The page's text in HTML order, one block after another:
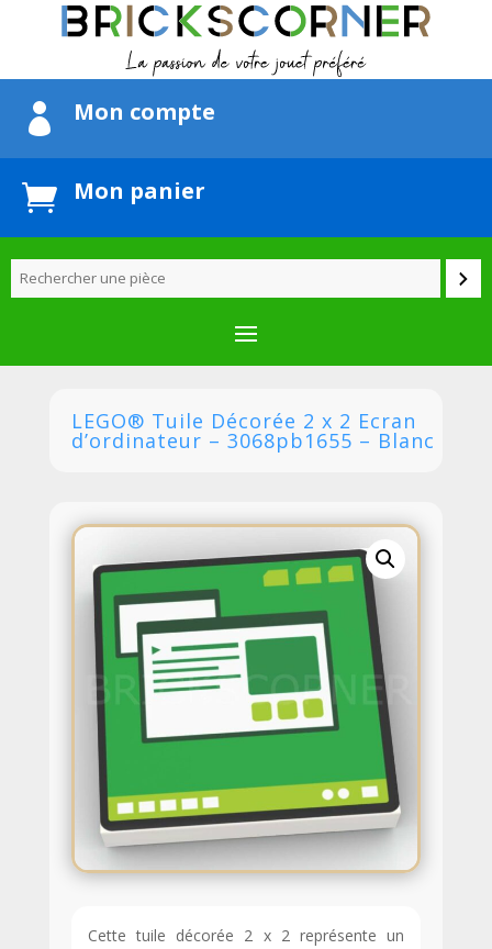
 Mon compte
 Mon panier
LEGO® Tuile Décorée 2 x 2 Ecran
d’ordinateur – 3068pb1655 – Blanc
Cette tuile décorée 2 x 2 représente un